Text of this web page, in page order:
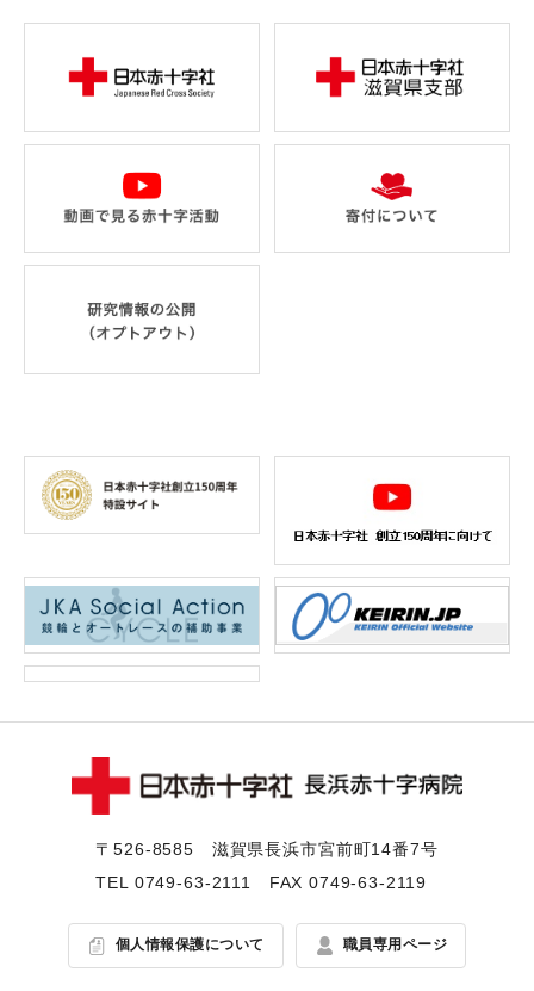
〒526-8585 滋賀県⻑浜市宮前町14番7号
TEL 0749-63-2111 FAX 0749-63-2119
個人情報保護について 職員専用ページ